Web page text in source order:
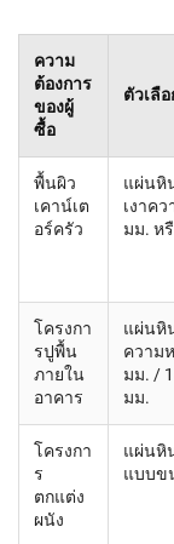
ความ
ต้องการ
ของผู้
ซื้อ
ตัวเลื
พื้นผิว
เคาน์เต
อร์ครัว
แผ่นหิ
เงาค
มม. ห
โครงกา
รปูพื้น
ภายใน
อาคาร
แผ่นหิ
ควา
มม. /
มม.
โครงกา
ร
ตกแต่ง
ผนัง
แผ่นหิ
แบบข